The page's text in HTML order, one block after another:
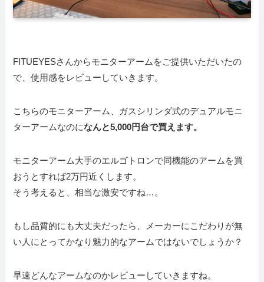
FITUEYESさんからモニターアームをご提供いただいたの
で、使用感をレビューしていきます。
こちらのモニターアーム、ガスシリンダ式のデュアルモニ
ターアームなのになんと5,000円台で買えます。
モニターアーム大手のエルゴトロンで同機能のアームを買
おうとすれば2万円近くします。
そう考えると、相当な激安ですね…。
もし品質的にも大丈夫だったら、メーカーにこだわりが無
い人にとってかなり魅力的なアームではないでしょうか？
早速どんなアームなのかレビューしていきますね。